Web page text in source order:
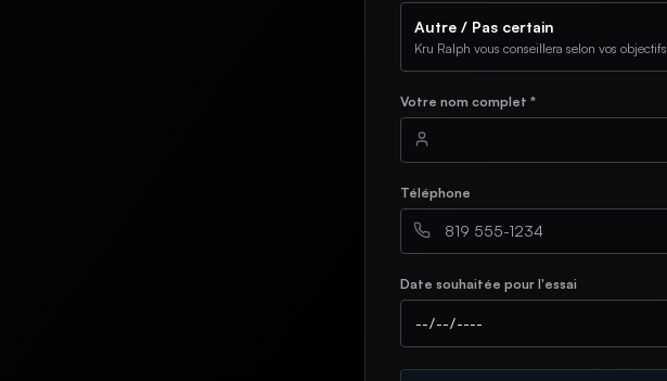
Autre / Pas certain
Kru Ralph vous conseillera selon vos objectifs
Votre nom complet *
Téléphone
Date souhaitée pour l'essai